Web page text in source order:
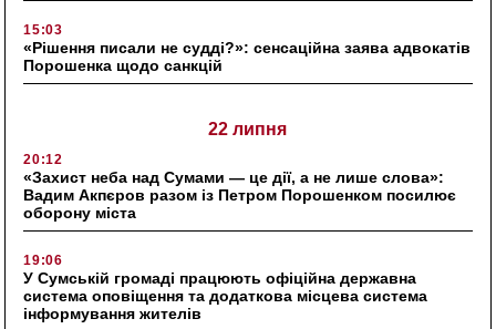
15:03
«Рішення писали не судді?»: сенсаційна заява адвокатів
Порошенка щодо санкцій
22 липня
20:12
«Захист неба над Сумами — це дії, а не лише слова»:
Вадим Акпєров разом із Петром Порошенком посилює
оборону міста
19:06
У Сумській громаді працюють офіційна державна
система оповіщення та додаткова місцева система
інформування жителів